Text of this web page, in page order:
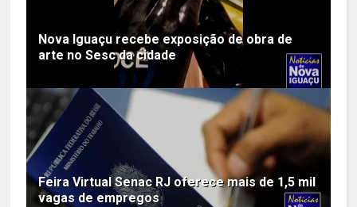
Nova Iguaçu recebe exposição de obra de
arte no Sesc da cidade
Feira Virtual Senac RJ oferece mais de 1,5 mil
vagas de empregos